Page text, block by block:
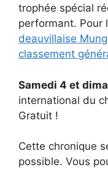
trophée spécial
performant. Pour
deauvillaise
classement
Samedi 4 et
international du
Gratuit !
Cette chronique
possible. Vous